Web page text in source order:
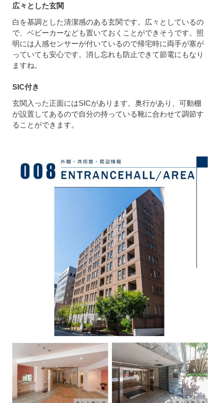
広々とした玄関
白を基調とした清潔感のある玄関です。広々としているの
で、ベビーカーなども置いておくことができそうです。照
明には人感センサーが付いているので帰宅時に両手が塞が
っていても安心です。消し忘れも防止できて節電にもなり
ますね。
SIC付き
玄関入った正面にはSICがあります。奥行があり、可動棚
が設置してあるので自分の持っている靴に合わせて調節す
ることができます。